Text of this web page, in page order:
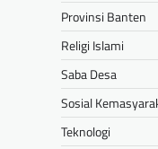
Provinsi Banten
Religi Islami
Saba Desa
Sosial
Teknologi